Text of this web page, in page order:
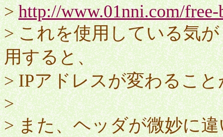
>http://www.01nni.com/
> これを使用している気
用すると、
> IPアドレスが変わるこ
>
> また、ヘッダが微妙に